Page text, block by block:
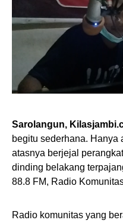
Sarolangun,
begitu sederhana. Hanya
atasnya berjejal
dinding belakang
88.8 FM, Radio
Radio komunitas yang